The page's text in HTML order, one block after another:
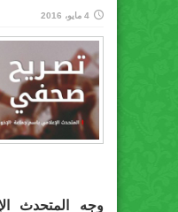
4 مايو، 2016
وجه المتحدث